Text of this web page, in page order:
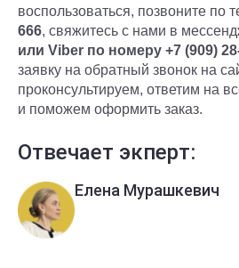
воспользоваться, позвоните по
666, свяжитесь с нами в
или Viber по номеру +7 (909)
заявку на обратный звонок на
проконсультируем, ответим на
и поможем оформить заказ.
Отвечает экперт:
Елена Мурашкевич